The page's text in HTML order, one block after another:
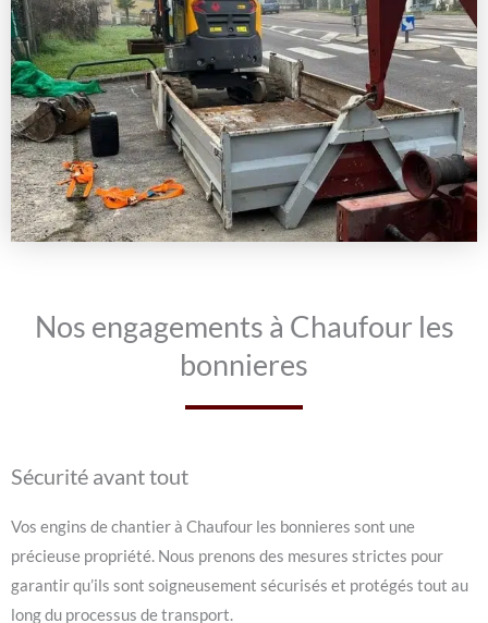
Nos engagements à Chaufour les
bonnieres
Sécurité avant tout
Vos engins de chantier à Chaufour les bonnieres sont une
précieuse propriété. Nous prenons des mesures strictes pour
garantir qu’ils sont soigneusement sécurisés et protégés tout au
long du processus de transport.